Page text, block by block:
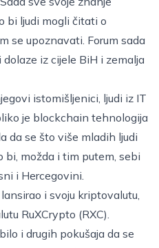
bi ljudi mogli čitati o
se upoznavati. Forum sada
iz cijele BiH i zemalja
istomišljenici, ljudi iz IT
je blockchain tehnologija
da se što više mladih ljudi
možda i tim putem, sebi
i Hercegovini.
i svoju kriptovalutu,
RuXCrypto (RXC).
i drugih pokušaja da se